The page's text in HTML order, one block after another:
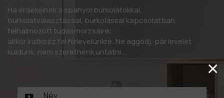
Ha érdekelnek a spanyol burkolatokkal,
burkolatválasztással, burkolással kapcsolatban
felhalmozott tudásmorzsáink,
akkor iratkozz fel hírlevelünkre. Ne aggódj, pár levelet
küldünk, nem szeretnénk untatni….
×